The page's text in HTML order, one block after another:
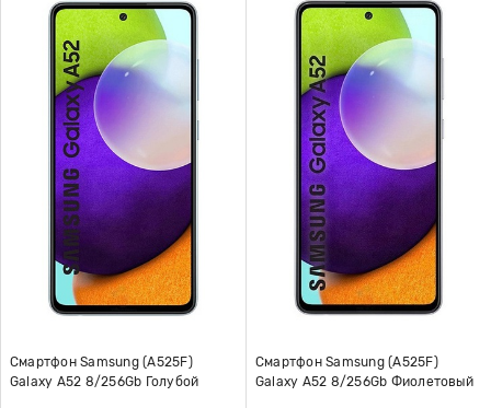
Смартфон Samsung (A525F)
Galaxy A52 8/256Gb Голубой
Смартфон Samsung (A525F)
Galaxy A52 8/256Gb Фиолетовый